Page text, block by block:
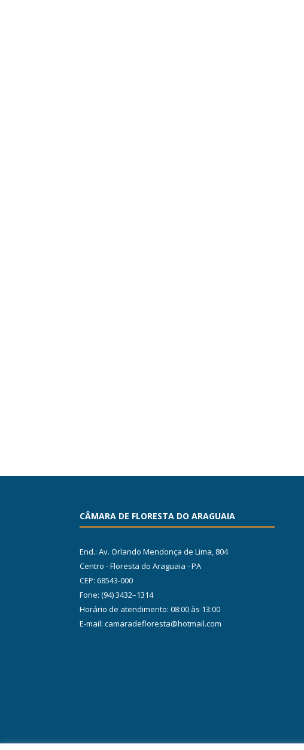
CÂMARA DE FLORESTA DO ARAGUAIA
End.: Av. Orlando Mendonça de Lima, 804
Centro - Floresta do Araguaia - PA
CEP: 68543-000
Fone: (94) 3432–1314
Horário de atendimento: 08:00 às 13:00
E-mail: camaradefloresta@hotmail.com